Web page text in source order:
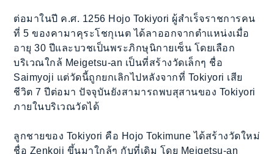
ต่อมาในปี ค.ศ. 1256 Hojo Tokiyori ผู้สำเร็จราชการคน
ที่ 5 ของคามาคุระโชกุเนต ได้ลาออกจากตำแหน่งเมื่อ
อายุ 30 ปีและบวชเป็นพระภิกษุนิกายเซ็น โดยเลือก
บริเวณใกล้ Meigetsu-an เป็นที่สร้างวัดเล็กๆ ชื่อ
Saimyoji แต่วัดนี้ถูกยกเลิกไปหลังจากที่ Tokiyori เสีย
ชีวิต 7 ปีต่อมา ปัจจุบันยังสามารถพบสุสานของ Tokiyori
ภายในบริเวณวัดได้
ลูกชายของ Tokiyori คือ Hojo Tokimune ได้สร้างวัดใหม่
ชื่อ Zenkoji ขึ้นมาใกล้ๆ กับที่เดิม โดย Meigetsu-an